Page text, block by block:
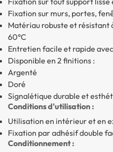
Fixation sur murs, portes,
Matériau robuste et
60°C
Entretien facile et rapide
Disponible en 2 finitions :
Argenté
Doré
Signalétique durable et
Conditions d'utilisation :
Utilisation en intérieur et en
Fixation par adhésif double
Conditionnement :